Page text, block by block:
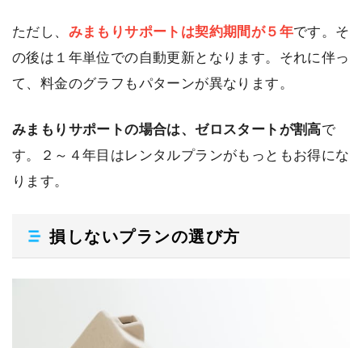
ただし、 みまもりサポートは契約期間が５年です。そ
の後は１年単位での自動更新となります。それに伴っ
て、料金のグラフもパターンが異なります。
みまもりサポートの場合は、ゼロスタートが割高で
す。２～４年目はレンタルプランがもっともお得にな
ります。
損しないプランの選び方